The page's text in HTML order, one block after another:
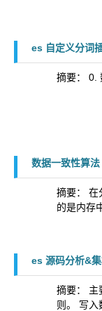
es 自定义分词
摘要： 0.
数据一致性算法
摘要： 在
的是内存
es 源码分析&
摘要： 主
则。 写入